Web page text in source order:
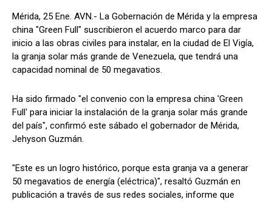
Mérida, 25 Ene. AVN.- La Gobernación de Mérida y la empresa
china "Green Full" suscribieron el acuerdo marco para dar
inicio a las obras civiles para instalar, en la ciudad de El Vigía,
la granja solar más grande de Venezuela, que tendrá una
capacidad nominal de 50 megavatios.
Ha sido firmado "el convenio con la empresa china 'Green
Full' para iniciar la instalación de la granja solar más grande
del país", confirmó este sábado el gobernador de Mérida,
Jehyson Guzmán.
"Este es un logro histórico, porque esta granja va a generar
50 megavatios de energía (eléctrica)", resaltó Guzmán en
publicación a través de sus redes sociales, informe que